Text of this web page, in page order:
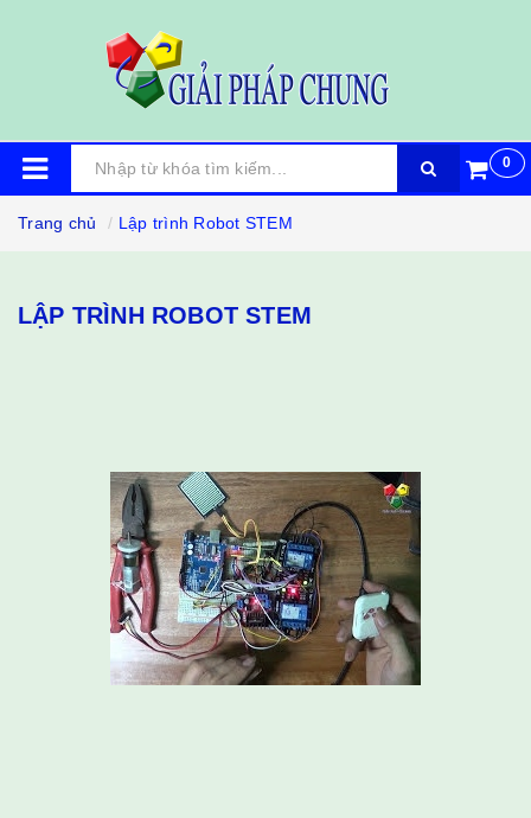
0
Trang chủ Lập trình Robot STEM
LẬP TRÌNH ROBOT STEM